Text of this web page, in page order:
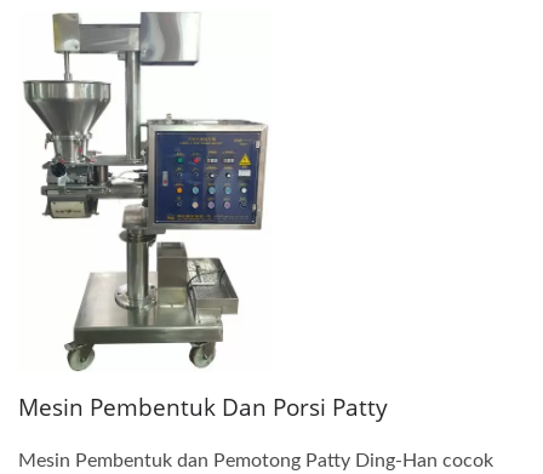
Mesin Pembentuk Dan Porsi Patty
Mesin Pembentuk dan Pemotong Patty Ding-Han cocok